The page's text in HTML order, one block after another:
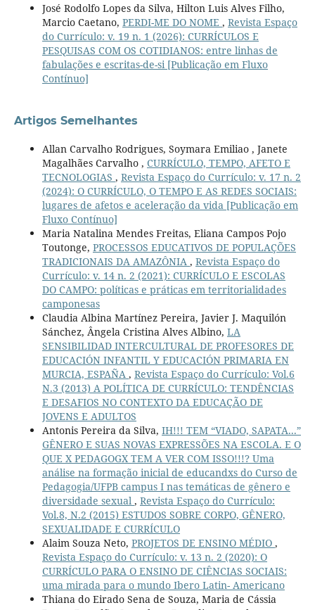
José Rodolfo Lopes da Silva, Hilton Luis Alves Filho,
Marcio Caetano, PERDI-ME DO NOME , Revista Espaço
do Currículo: v. 19 n. 1 (2026): CURRÍCULOS E
PESQUISAS COM OS COTIDIANOS: entre linhas de
fabulações e escritas-de-si [Publicação em Fluxo
Contínuo]
Artigos Semelhantes
Allan Carvalho Rodrigues, Soymara Emiliao , Janete
Magalhães Carvalho , CURRÍCULO, TEMPO, AFETO E
TECNOLOGIAS , Revista Espaço do Currículo: v. 17 n. 2
(2024): O CURRÍCULO, O TEMPO E AS REDES SOCIAIS:
lugares de afetos e aceleração da vida [Publicação em
Fluxo Contínuo]
Maria Natalina Mendes Freitas, Eliana Campos Pojo
Toutonge, PROCESSOS EDUCATIVOS DE POPULAÇÕES
TRADICIONAIS DA AMAZÔNIA , Revista Espaço do
Currículo: v. 14 n. 2 (2021): CURRÍCULO E ESCOLAS
DO CAMPO: políticas e práticas em territorialidades
camponesas
Claudia Albina Martínez Pereira, Javier J. Maquilón
Sánchez, Ângela Cristina Alves Albino, LA
SENSIBILIDAD INTERCULTURAL DE PROFESORES DE
EDUCACIÓN INFANTIL Y EDUCACIÓN PRIMARIA EN
MURCIA, ESPAÑA , Revista Espaço do Currículo: Vol.6
N.3 (2013) A POLÍTICA DE CURRÍCULO: TENDÊNCIAS
E DESAFIOS NO CONTEXTO DA EDUCAÇÃO DE
JOVENS E ADULTOS
Antonis Pereira da Silva, IH!!! TEM “VIADO, SAPATA...”
GÊNERO E SUAS NOVAS EXPRESSÕES NA ESCOLA. E O
QUE X PEDAGOGX TEM A VER COM ISSO!!!? Uma
análise na formação inicial de educandxs do Curso de
Pedagogia/UFPB campus I nas temáticas de gênero e
diversidade sexual , Revista Espaço do Currículo:
Vol.8, N.2 (2015) ESTUDOS SOBRE CORPO, GÊNERO,
SEXUALIDADE E CURRÍCULO
Alaim Souza Neto, PROJETOS DE ENSINO MÉDIO ,
Revista Espaço do Currículo: v. 13 n. 2 (2020): O
CURRÍCULO PARA O ENSINO DE CIÊNCIAS SOCIAIS:
uma mirada para o mundo Ibero Latin- Americano
Thiana do Eirado Sena de Souza, Maria de Cássia